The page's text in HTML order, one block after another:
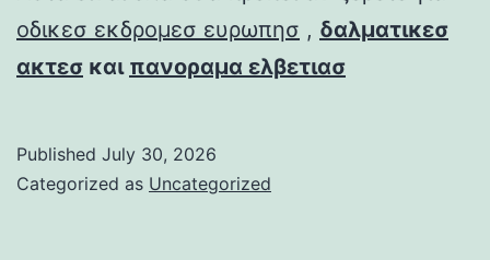
οδικεσ εκδρομεσ ευρωπησ , δαλματικεσ
ακτεσ και πανοραμα ελβετιασ
Published July 30, 2026
Categorized as Uncategorized